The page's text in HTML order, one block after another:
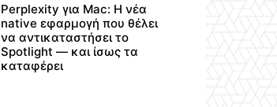
Perplexity για Mac: Η νέα
native εφαρμογή που θέλει
να αντικαταστήσει το
Spotlight — και ίσως τα
καταφέρει